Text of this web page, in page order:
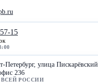
15
Петербург, улица Пискарёвский
236
РОССИИ